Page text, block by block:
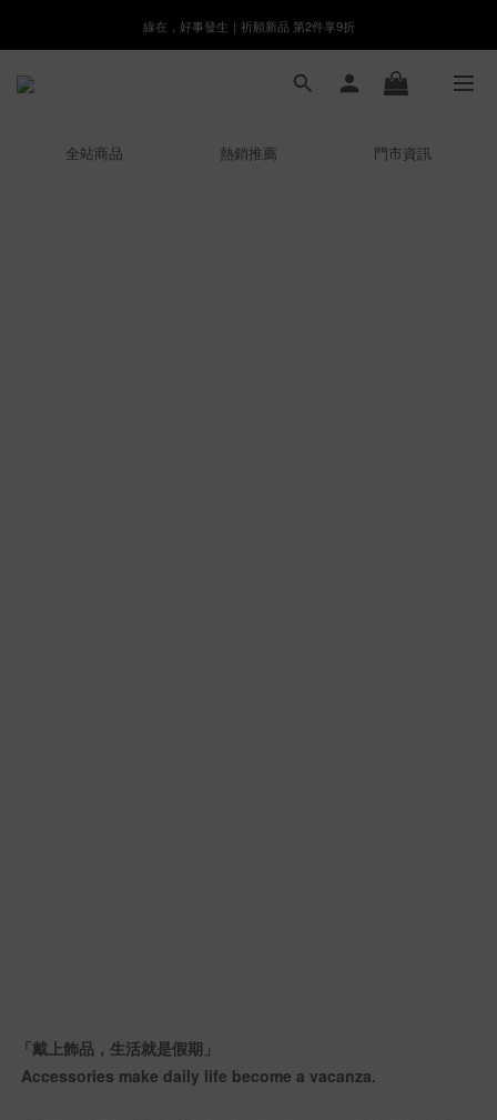
8月月初限定｜指定分類滿件88折！
線在，好事發生｜祈願新品 第2件享9折
🌸新會員限定🌸註冊送$100購物金
全站商品 熱銷推薦 門市資訊
「戴上飾品，生活就是假期」
Accessories make daily life become a vacanza.